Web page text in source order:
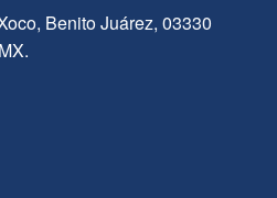
Benito Juárez, 03330